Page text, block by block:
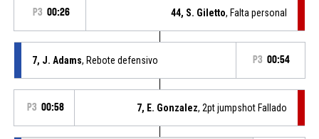
P3 00:26 44, S. Giletto, Falta personal
7, J. Adams, Rebote defensivo P3 00:54
P3 00:58 7, E. Gonzalez, 2pt jumpshot Fallado